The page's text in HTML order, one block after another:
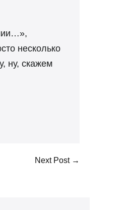
несколько
ну, скажем
Next Post →